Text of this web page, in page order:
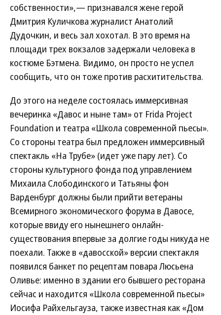
собственности»,— признавался жене герой
Дмитрия Куличкова журналист Анатолий
Дудочкин, и весь зал хохотал. В это время на
площади трех вокзалов задержали человека в
костюме Бэтмена. Видимо, он просто не успел
сообщить, что он тоже против расхитительства.
До этого на неделе состоялась иммерсивная
вечеринка «Давос и ныне там» от Frida Project
Foundation и театра «Школа современной пьесы».
Со стороны театра был предложен иммерсивный
спектакль «На Трубе» (идет уже пару лет). Со
стороны культурного фонда под управлением
Михаила Слободинского и Татьяны фон
Варденбург должны были прийти ветераны
Всемирного экономического форума в Давосе,
которые ввиду его нынешнего онлайн-
существования впервые за долгие годы никуда не
поехали. Также в «давосской» версии спектакля
появился банкет по рецептам повара Люсьена
Оливье: именно в здании его бывшего ресторана
сейчас и находится «Школа современной пьесы»
Иосифа Райхельгауза, также известная как «Дом